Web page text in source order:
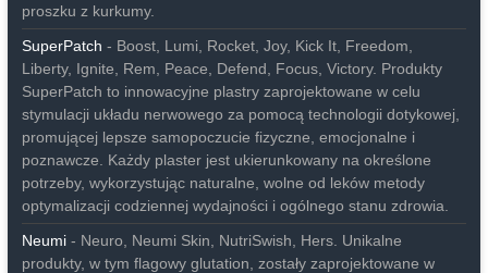
proszku z kurkumy.
SuperPatch - Boost, Lumi, Rocket, Joy, Kick It, Freedom,
Liberty, Ignite, Rem, Peace, Defend, Focus, Victory. Produkty
SuperPatch to innowacyjne plastry zaprojektowane w celu
stymulacji układu nerwowego za pomocą technologii dotykowej,
promującej lepsze samopoczucie fizyczne, emocjonalne i
poznawcze. Każdy plaster jest ukierunkowany na określone
potrzeby, wykorzystując naturalne, wolne od leków metody
optymalizacji codziennej wydajności i ogólnego stanu zdrowia.
Neumi- Neuro, Neumi Skin, NutriSwish, Hers. Unikalne
produkty, w tym flagowy glutation, zostały zaprojektowane w